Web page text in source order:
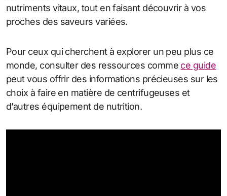
nutriments vitaux, tout en faisant découvrir à vos
proches des saveurs variées.
Pour ceux qui cherchent à explorer un peu plus ce
monde, consulter des ressources comme ce guide
peut vous offrir des informations précieuses sur les
choix à faire en matière de centrifugeuses et
d’autres équipement de nutrition.